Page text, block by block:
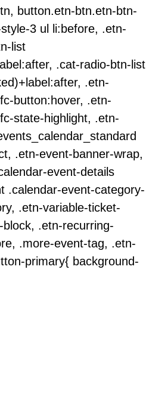
button.etn-btn.etn-btn-
3 ul li:before, .etn-
list
.cat-radio-btn-list
.etn-
button:hover, .etn-
state-highlight, .etn-
.etn-event-banner-wrap,
event-details
.calendar-event-category-
.etn-variable-ticket-
.etn-recurring-
.more-event-tag, .etn-
primary{ background-